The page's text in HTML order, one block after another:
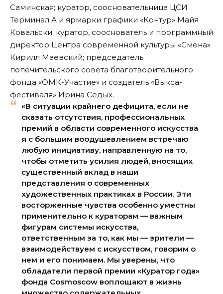
Саминская; куратор, соосновательница ЦСИ
Терминал А и ярмарки графики «Контур» Майя
Ковальски; куратор, сооснователь и программный
директор Центра современной культуры «Смена»
Кирилл Маевский; председатель
попечительского совета благотворительного
фонда «ОМК-Участие» и создатель «Выкса-
фестиваля» Ирина Седых.
«В ситуации крайнего дефицита, если не
сказать отсутствия, профессиональных
премий в области современного искусства
я c большим воодушевлением встречаю
любую инициативу, направленную на то,
чтобы отметить усилия людей, вносящих
существенный вклад в наши
представления о современных
художественных практиках в России. Эти
восторженные чувства особенно уместны
применительно к кураторам — важным
фигурам системы искусства,
ответственным за то, как мы — зрители —
взаимодействуем с искусством, говорим о
нем и его понимаем. Мы уверены, что
обладатели первой премии «Куратор года»
фонда Cosmoscow воплощают в жизнь